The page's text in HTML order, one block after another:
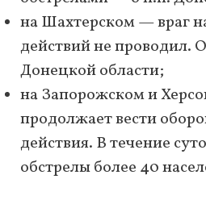
на Шахтерском — враг
действий не проводил.
Донецкой области;
на Запорожском и
продолжает вести
действия. В течение
обстрелы более 40